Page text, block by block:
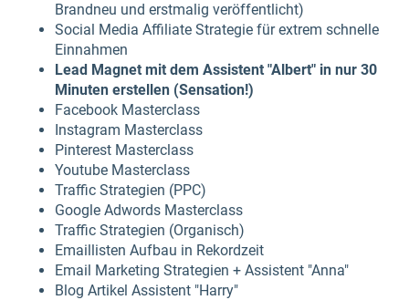
Brandneu und erstmalig veröffentlicht)
Social Media Affiliate Strategie für extrem schnelle
Einnahmen
Lead Magnet mit dem Assistent "Albert" in nur 30
Minuten erstellen (Sensation!)
Facebook Masterclass
Instagram Masterclass
Pinterest Masterclass
Youtube Masterclass
Traffic Strategien (PPC)
Google Adwords Masterclass
Traffic Strategien (Organisch)
Emaillisten Aufbau in Rekordzeit
Email Marketing Strategien + Assistent "Anna"
Blog Artikel Assistent "Harry"